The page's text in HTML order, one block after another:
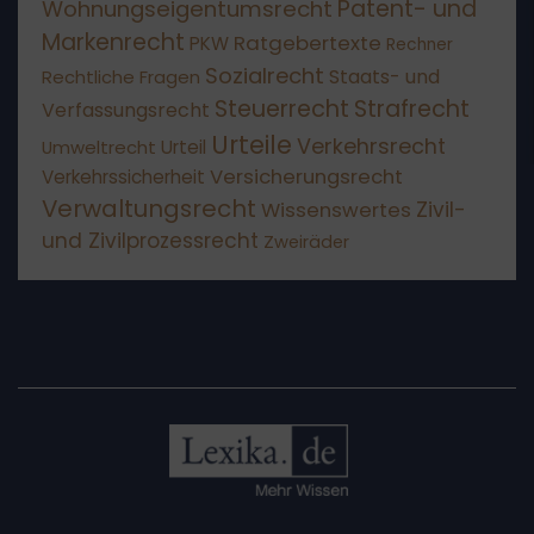
Wohnungseigentumsrecht Patent- und
Markenrecht PKW Ratgebertexte Rechner
Rechtliche Fragen Sozialrecht Staats- und
Verfassungsrecht Steuerrecht Strafrecht
Umweltrecht Urteil Urteile Verkehrsrecht
Verkehrssicherheit Versicherungsrecht
Verwaltungsrecht Wissenswertes Zivil-
und Zivilprozessrecht Zweiräder